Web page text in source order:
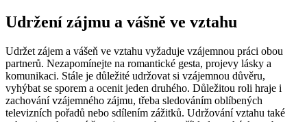
Udržení zájmu a vášně ve vztahu
Udržet zájem a vášeň ve vztahu vyžaduje vzájemnou práci obou
partnerů. Nezapomínejte na romantické gesta, projevy lásky a
komunikaci. Stále je důležité udržovat si vzájemnou důvěru,
vyhýbat se sporem a ocenit jeden druhého. Důležitou roli hraje i
zachování vzájemného zájmu, třeba sledováním oblíbených
televizních pořadů nebo sdílením zážitků. Udržování vztahu také